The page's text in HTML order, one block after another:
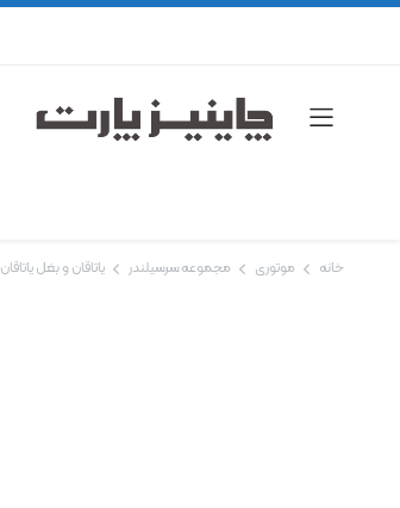
خانه موتوری مجموعه سرسیلندر یاتاقان و بغل یاتاقان